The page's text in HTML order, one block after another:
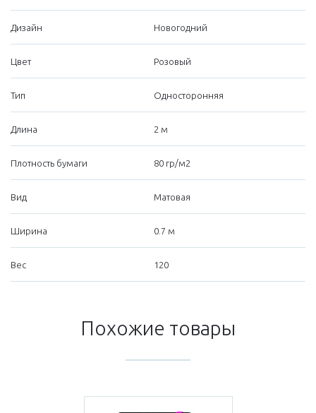
Дизайн Новогодний
Цвет Розовый
Тип Односторонняя
Длина 2 м
Плотность бумаги 80 гр/м2
Вид Матовая
Ширина 0.7 м
Вес 120
Похожие товары